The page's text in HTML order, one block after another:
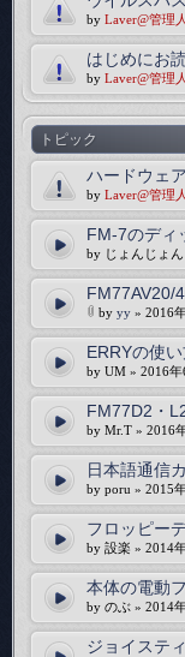
by Laver@管理人
はじめにお
by Laver@管理人
トピック
ハードウェ
by Laver@管理人
FM-7のディ
by じょんじょ
FM77AV20/
by yy » 2016
ERRYの使
by UM » 2016
FM77D2・
by Mr.T » 2016
日本語通信
by poru » 2015
フロッピー
by 設楽 » 2014
本体の電動
by のぶ » 2014
ジョイステ